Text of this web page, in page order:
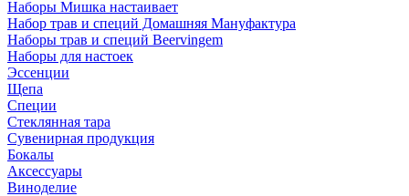
Наборы Мишка настаивает
Набор трав и специй Домашняя Мануфактура
Наборы трав и специй Beervingem
Наборы для настоек
Эссенции
Щепа
Специи
Стеклянная тара
Сувенирная продукция
Бокалы
Аксессуары
Виноделие